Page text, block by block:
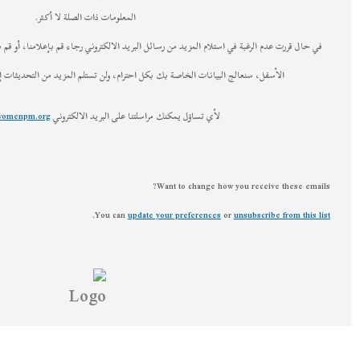
رسائل البريد الالكتروني رجاء قم بإعلامنا، أو قم بالضغط على رابط إلغاء الاشتراك الموجود في
بك بكل احترام، ولن تستلم المزيد من التحديثات إلا في حال قررت طلبها مرة أخرى.
info@syrianwomenpm.org
You canupdate your
.